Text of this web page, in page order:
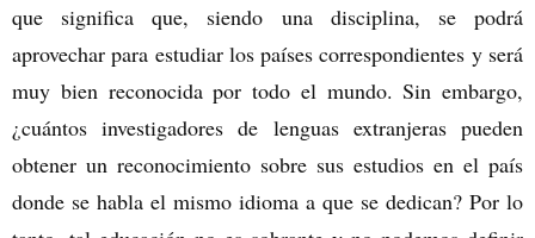
que significa que, siendo una disciplina, se podrá
aprovechar para estudiar los países correspondientes y será
muy bien reconocida por todo el mundo. Sin embargo,
¿cuántos investigadores de lenguas extranjeras pueden
obtener un reconocimiento sobre sus estudios en el país
donde se habla el mismo idioma a que se dedican? Por lo